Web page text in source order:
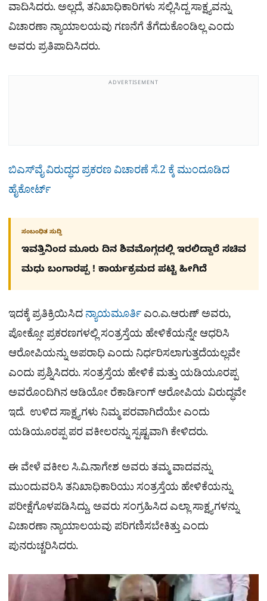
ವಾದಿಸಿದರು. ಅಲ್ಲದೆ, ತನಿಖಾಧಿಕಾರಿಗಳು ಸಲ್ಲಿಸಿದ್ದ ಸಾಕ್ಷ್ಯವನ್ನು
ವಿಚಾರಣಾ ನ್ಯಾಯಾಲಯವು ಗಣನೆಗೆ ತೆಗೆದುಕೊಂಡಿಲ್ಲ ಎಂದು
ಅವರು ಪ್ರತಿಪಾದಿಸಿದರು.
ADVERTISEMENT
ಬಿಎಸ್​ವೈ ವಿರುದ್ಧದ ಪ್ರಕರಣ ವಿಚಾರಣೆ ಸೆ.2 ಕ್ಕೆ ಮುಂದೂಡಿದ
ಹೈಕೋರ್ಟ್
ಸಂಬಂಧಿತ ಸುದ್ದಿ
ಇವತ್ತಿನಿಂದ ಮೂರು ದಿನ ಶಿವಮೊಗ್ಗದಲ್ಲಿ ಇರಲಿದ್ದಾರೆ ಸಚಿವ
ಮಧು ಬಂಗಾರಪ್ಪ ! ಕಾರ್ಯಕ್ರಮದ ಪಟ್ಟಿ ಹೀಗಿದೆ
ಇದಕ್ಕೆ ಪ್ರತಿಕ್ರಿಯಿಸಿದನ್ಯಾಯಮೂರ್ತಿಎಂ.ಎ.ಆರುಣ್ ಅವರು,
ಪೋಕ್ಸೋ ಪ್ರಕರಣಗಳಲ್ಲಿ ಸಂತ್ರಸ್ತೆಯ ಹೇಳಿಕೆಯನ್ನೇ ಆಧರಿಸಿ
ಆರೋಪಿಯನ್ನು ಅಪರಾಧಿ ಎಂದು ನಿರ್ಧರಿಸಲಾಗುತ್ತದೆಯಲ್ಲವೇ
ಎಂದು ಪ್ರಶ್ನಿಸಿದರು. ಸಂತ್ರಸ್ತೆಯ ಹೇಳಿಕೆ ಮತ್ತು ಯಡಿಯೂರಪ್ಪ
ಅವರೊಂದಿಗಿನ ಆಡಿಯೋ ರೆಕಾರ್ಡಿಂಗ್‌ ಆರೋಪಿಯ ವಿರುದ್ಧವೇ
ಇದೆ. ಉಳಿದ ಸಾಕ್ಷ್ಯಗಳು ನಿಮ್ಮ ಪರವಾಗಿದೆಯೇ ಎಂದು
ಯಡಿಯೂರಪ್ಪ ಪರ ವಕೀಲರನ್ನು ಸ್ಪಷ್ಟವಾಗಿ ಕೇಳಿದರು.
ಈ ವೇಳೆ ವಕೀಲ ಸಿ.ವಿ.ನಾಗೇಶ ಅವರು ತಮ್ಮ ವಾದವನ್ನು
ಮುಂದುವರಿಸಿ ತನಿಖಾಧಿಕಾರಿಯು ಸಂತ್ರಸ್ತೆಯ ಹೇಳಿಕೆಯನ್ನು
ಪರೀಕ್ಷೆಗೊಳಪಡಿಸಿದ್ದು, ಅವರು ಸಂಗ್ರಹಿಸಿದ ಎಲ್ಲಾ ಸಾಕ್ಷ್ಯಗಳನ್ನು
ವಿಚಾರಣಾ ನ್ಯಾಯಾಲಯವು ಪರಿಗಣಿಸಬೇಕಿತ್ತು ಎಂದು
ಪುನರುಚ್ಚರಿಸಿದರು.